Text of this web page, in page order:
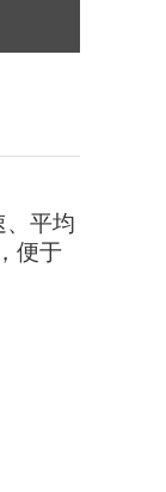
、平均
便于